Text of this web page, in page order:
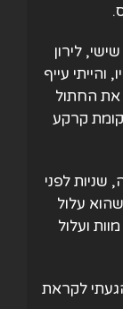
לירון
עייף
את החתול
קרקע
לפני
עלול
ועלול
לקראת